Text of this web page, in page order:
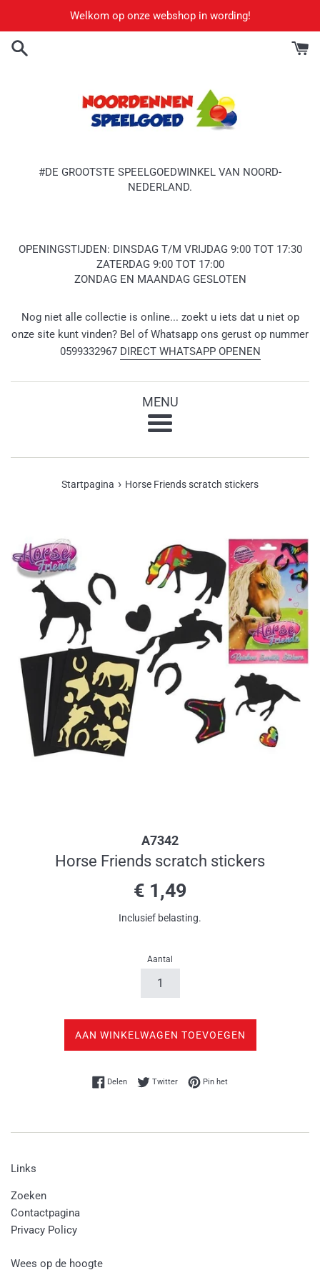
content
Welkom op onze webshop in wording!
#DE GROOTSTE SPEELGOEDWINKEL VAN NOORD-
NEDERLAND.
OPENINGSTIJDEN: DINSDAG T/M VRIJDAG 9:00 TOT 17:30
ZATERDAG 9:00 TOT 17:00
ZONDAG EN MAANDAG GESLOTEN
Nog niet alle collectie is online... zoekt u iets dat u niet op
onze site kunt vinden? Bel of Whatsapp ons gerust op nummer
0599332967 DIRECT WHATSAPP OPENEN
MENU
Startpagina › Horse Friends scratch stickers
A7342
Horse Friends scratch stickers
Normale
prijs
€ 1,49
Inclusief belasting.
Aantal
AAN WINKELWAGEN TOEVOEGEN
DelenDelen op Facebook
TwitterTwitteren op Twitter
Pin hetPinnen op Pinterest
Links
Zoeken
Contactpagina
Privacy Policy
Wees op de hoogte